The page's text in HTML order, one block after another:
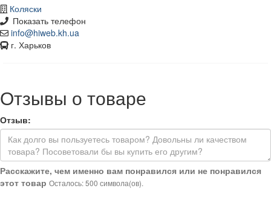
Коляски
Показать телефон
info@hiweb.kh.ua
г. Харьков
Отзывы о товаре
Отзыв:
Расскажите, чем именно вам понравился или не понравился
этот товар Осталось: 500 символа(ов).